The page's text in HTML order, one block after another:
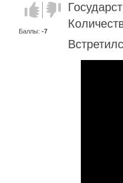
Голос за!Голос
против!
Баллы: -7